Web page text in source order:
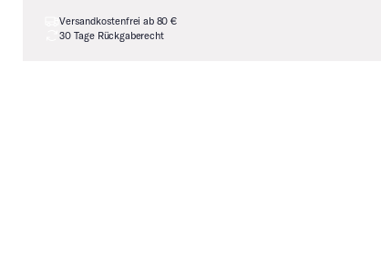
Versandkostenfrei ab 80 €
30 Tage Rückgaberecht